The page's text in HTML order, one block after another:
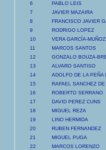
6
PABLO LEIS
7
JAVIER MAZAIRA
8
FRANCISCO JAVIER
9
RODRIGO LOPEZ
10
VERA GARCÍA-
11
MARCOS SANTOS
12
GONZALO BOUZA-
13
ALVARO SANTISO
14
ADOLFO DE LA PEÑA
15
RAFAEL SANCHEZ
16
ROBERTO SERRANO
17
DAVID PEREZ CUNS
18
MIGUEL REZA
19
LINO HERMIDA
20
RUBEN FERNANDEZ
21
MIGUEL PUGA
22
MARCOS LORENZO